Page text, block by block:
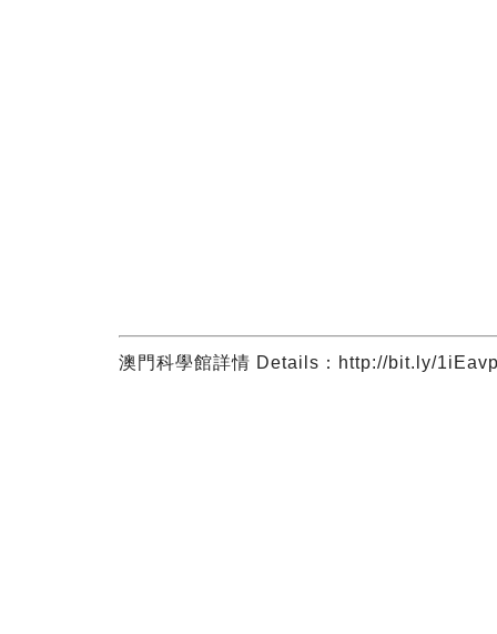
澳門科學館詳情 Details：http://bit.ly/